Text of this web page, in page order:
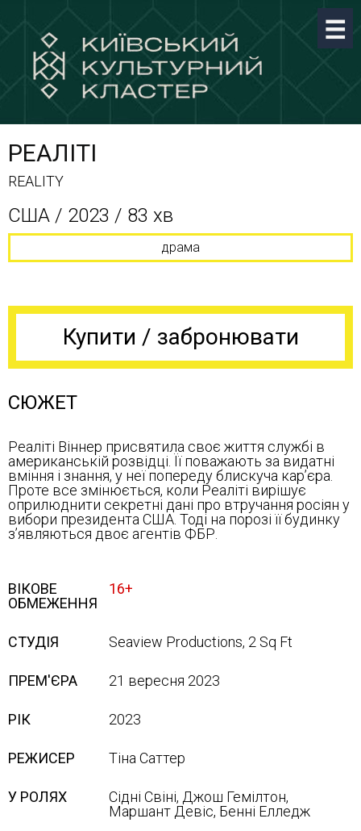
РЕАЛІТІ
REALITY
США / 2023 / 83 хв
драма
Купити / забронювати
СЮЖЕТ
Реаліті Віннер присвятила своє життя службі в
американській розвідці. Її поважають за видатні
вміння і знання, у неї попереду блискуча кар’єра.
Проте все змінюється, коли Реаліті вирішує
оприлюднити секретні дані про втручання росіян у
вибори президента США. Тоді на порозі її будинку
з’являються двоє агентів ФБР.
ВІКОВЕ
ОБМЕЖЕННЯ
16+
СТУДІЯ Seaview Productions, 2 Sq Ft
ПРЕМ'ЄРА 21 вересня 2023
РІК 2023
РЕЖИСЕР Тіна Саттер
У РОЛЯХ
Сідні Свіні, Джош Гемілтон,
Маршант Девіс, Бенні Елледж